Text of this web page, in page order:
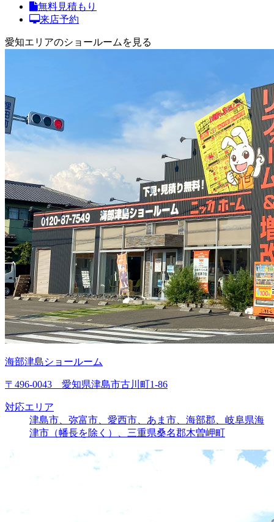
無料見積もり
来店予約
愛知エリアのショールームを見る
海部津島ショールーム
〒496-0043 愛知県津島市古川町1-86
対応エリア
津島市、弥富市、愛西市、あま市、海部郡、岐阜県海
津市（幡長を除く）、三重県桑名郡木曽岬町